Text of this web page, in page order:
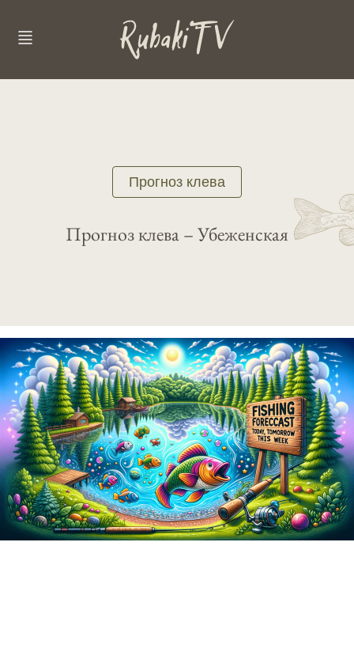
Прогноз клева
Прогноз клева – Убеженская